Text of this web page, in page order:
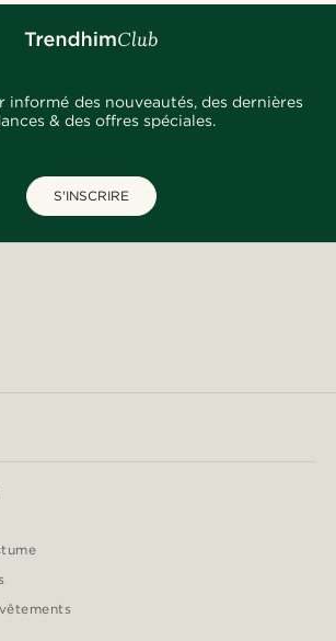
informé des nouveautés, des dernières
& des offres spéciales.
S'INSCRIRE